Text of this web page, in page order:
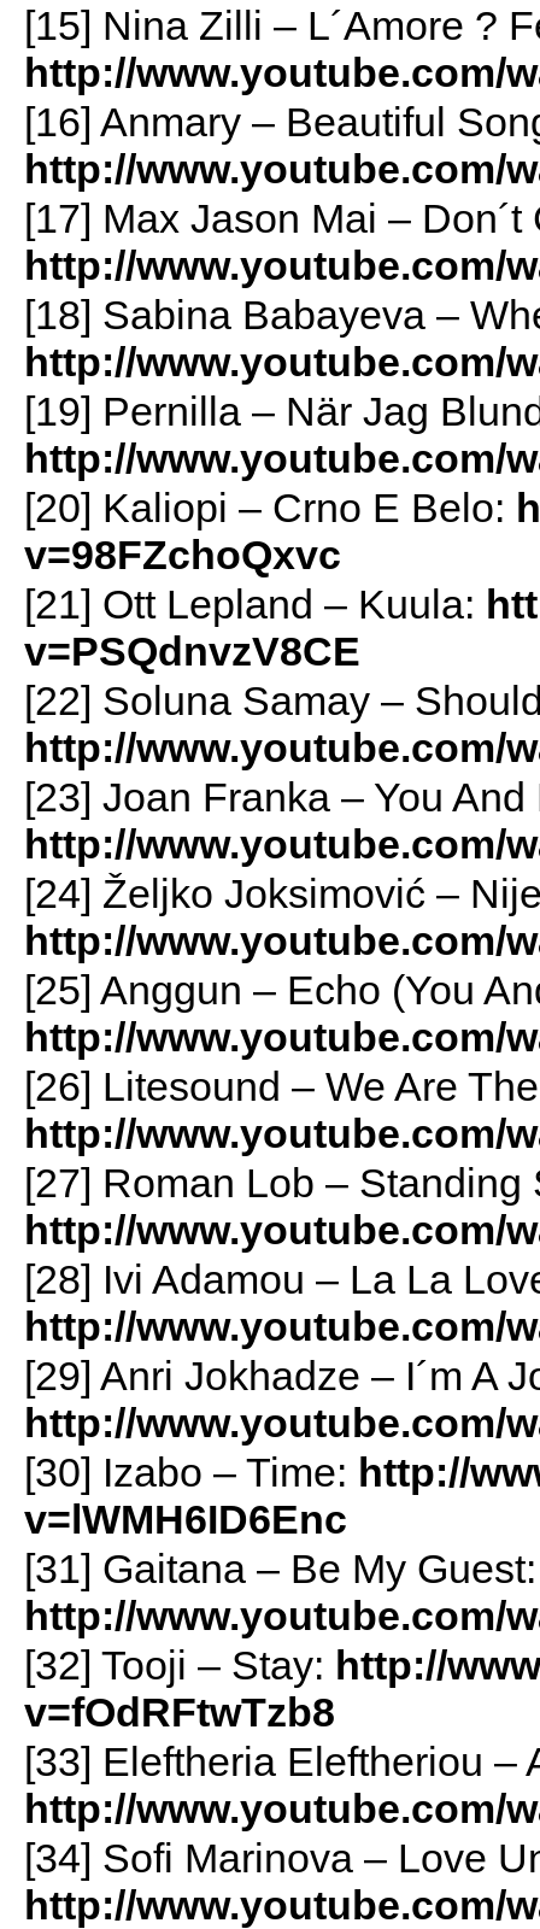
[15] Nina Zilli – L´Amore ?
http://www.youtube.com/
[16] Anmary – Beautiful
http://www.youtube.com/
[17] Max Jason Mai –
http://www.youtube.com/
[18] Sabina Babayeva –
http://www.youtube.com/
[19] Pernilla – När Jag
http://www.youtube.com/
[20] Kaliopi – Crno E Belo:
v=98FZchoQxvc
[21] Ott Lepland – Kuula:
v=PSQdnvzV8CE
[22] Soluna Samay –
http://www.youtube.com/
[23] Joan Franka – You And
http://www.youtube.com/
[24] Željko Joksimović –
http://www.youtube.com/
[25] Anggun – Echo (You
http://www.youtube.com/
[26] Litesound – We Are
http://www.youtube.com/
[27] Roman Lob – Standing
http://www.youtube.com/
[28] Ivi Adamou – La La
http://www.youtube.com/
[29] Anri Jokhadze – I´m A
http://www.youtube.com/
[30] Izabo – Time: http://
v=lWMH6ID6Enc
[31] Gaitana – Be My Guest:
http://www.youtube.com/
[32] Tooji – Stay: http://
v=fOdRFtwTzb8
[33] Eleftheria Eleftheriou –
http://www.youtube.com/
[34] Sofi Marinova – Love
http://www.youtube.com/